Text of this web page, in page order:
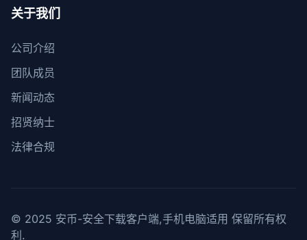
关于我们
公司介绍
团队成员
新闻动态
招贤纳士
法律合规
© 2025 安币-安全下载客户端,手机电脑适用 保留所有权
利.